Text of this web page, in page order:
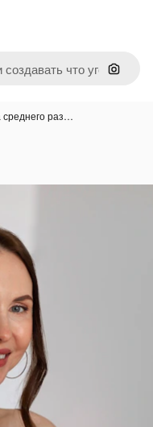
Поиск
раз…